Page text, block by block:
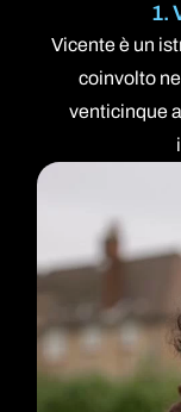
1.
Vicente è un
coinvolto
venticinque